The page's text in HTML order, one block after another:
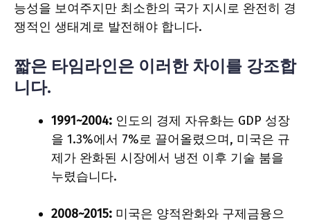
능성을 보여주지만 최소한의 국가 지시로 완전히 경
쟁적인 생태계로 발전해야 합니다.
짧은 타임라인은 이러한 차이를 강조합
니다.
1991~2004: 인도의 경제 자유화는 GDP 성장
을 1.3%에서 7%로 끌어올렸으며, 미국은 규
제가 완화된 시장에서 냉전 이후 기술 붐을
누렸습니다.
2008~2015: 미국은 양적완화와 구제금융으